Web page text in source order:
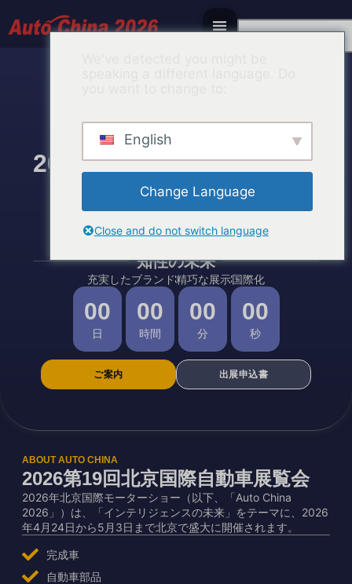
Japanese
AUTO CHINA 2026
2026第19回北京国際自動
車展覧会
2026年4月24日から5月3日まで
中国国際展覧センター（順義館）、首都国
知性の未来
充実したブランド精巧な展示国際化
00
日
00
時間
00
分
00
秒
ご案内 出展申込書
ABOUT AUTO CHINA
2026第19回北京国際自動車展覧会
2026年北京国際モーターショー（以下、「Auto China
2026」）は、「インテリジェンスの未来」をテーマに、2026
年4月24日から5月3日まで北京で盛大に開催されます。
完成車
自動車部品
English
Change Language
Close and do not switch language